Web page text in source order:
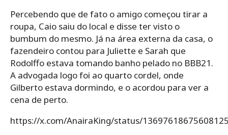
Percebendo que de fato o amigo começou tirar a
roupa, Caio saiu do local e disse ter visto o
bumbum do mesmo. Já na área externa da casa, o
fazendeiro contou para Juliette e Sarah que
Rodolffo estava tomando banho pelado no BBB21.
A advogada logo foi ao quarto cordel, onde
Gilberto estava dormindo, e o acordou para ver a
cena de perto.
https://x.com/AnairaKing/status/